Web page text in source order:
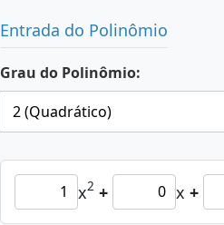
Entrada do Polinômio
Grau do Polinômio:
x2 + x +